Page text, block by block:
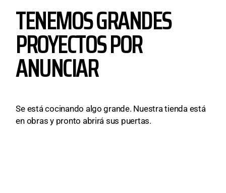
TENEMOS GRANDES
PROYECTOS POR
ANUNCIAR
Se está cocinando algo grande. Nuestra tienda está
en obras y pronto abrirá sus puertas.